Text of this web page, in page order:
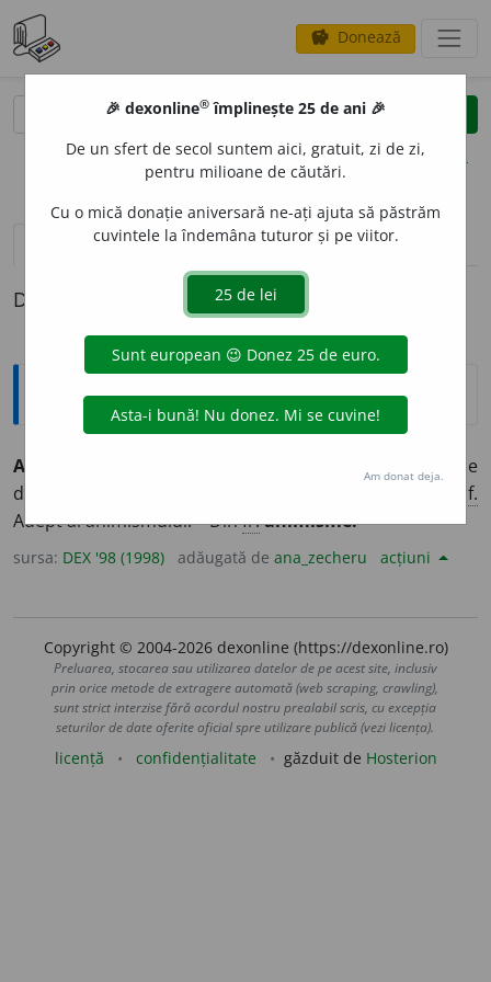
savings Donează
clear
opțiuni
definiții (1) pronunțievolume_up (1)
Definiția cu ID-ul 30048:
Explicative DEX
ANIM
Care ține
de animism, care se referă la animism.
șif.
Adept al animismului. – Dinfr.animisme.
sursa: DEX '98 (1998) adăugată de ana_zecheru acțiuni
Copyright © 2004-2026 dexonline (https://dexonline.ro)
Preluarea, stocarea sau utilizarea datelor de pe acest site, inclusiv
prin orice metode de extragere automată (web scraping, crawling),
sunt strict interzise fără acordul nostru prealabil scris, cu excepția
seturilor de date oferite oficial spre utilizare publică (vezi licența).
licență confidențialitate găzduit de Hosterion
🎉 dexonline® împlinește 25 de ani 🎉
De un sfert de secol suntem aici, gratuit, zi de zi,
pentru milioane de căutări.
Cu o mică donație aniversară ne-ați ajuta să păstrăm
cuvintele la îndemâna tuturor și pe viitor.
Am donat deja.